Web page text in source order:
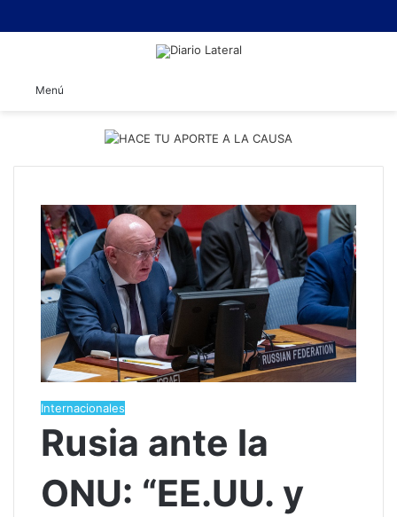
Menú
Internacionales
Rusia ante la
ONU: “EE.UU. y